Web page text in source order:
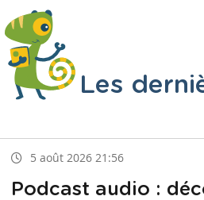
Les
5 août 2026 21:56
Podcast audio :